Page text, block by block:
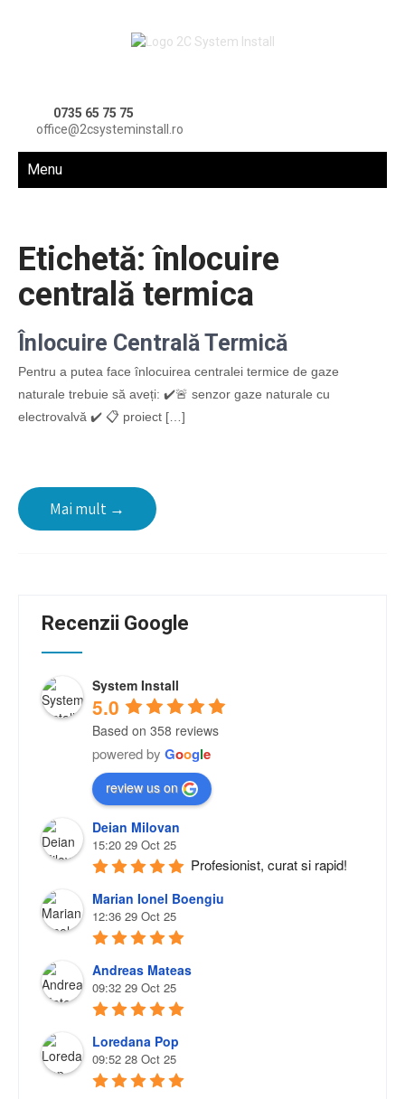
0735 65 75 75
office@2csysteminstall.ro
Menu
Etichetă:înlocuire
centrală termica
Înlocuire Centrală Termică
Pentru a putea face înlocuirea centralei termice de gaze
naturale trebuie să aveți: ✔️🚨 senzor gaze naturale cu
electrovalvă ✔️ 📋 proiect […]
Mai mult →
Recenzii Google
System Install
5.0
Based on 358 reviews
powered by Google
review us on
Deian Milovan
15:20 29 Oct 25
Profesionist, curat si rapid!
Marian Ionel Boengiu
12:36 29 Oct 25
Andreas Mateas
09:32 29 Oct 25
Loredana Pop
09:52 28 Oct 25